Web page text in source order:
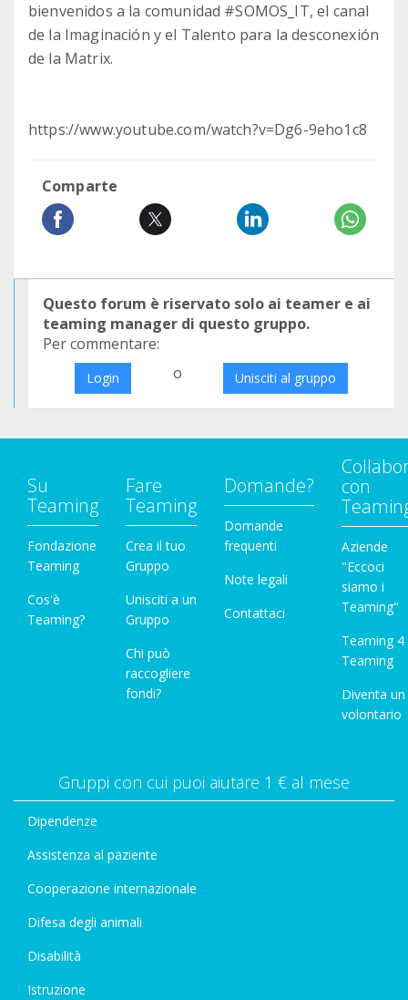
bienvenidos a la comunidad #SOMOS_IT, el canal
de la Imaginación y el Talento para la desconexión
de la Matrix.
https://www.youtube.com/watch?v=Dg6-9eho1c8
Comparte
Questo forum è riservato solo ai teamer e ai
teaming manager di questo gruppo.
Per commentare:
Login o Unisciti al gruppo
Su
Teaming
Fondazione
Teaming
Cos'è
Teaming?
Fare
Teaming
Crea il tuo
Gruppo
Unisciti a un
Gruppo
Chi può
raccogliere
fondi?
Domande?
Domande
frequenti
Note legali
Contattaci
con
Aziende
"Eccoci
siamo i
Teaming"
Teaming 4
Teaming
Diventa un
volontario
Gruppi con cui puoi aiutare 1 € al mese
Dipendenze
Assistenza al paziente
Cooperazione internazionale
Difesa degli animali
Disabilità
Istruzione